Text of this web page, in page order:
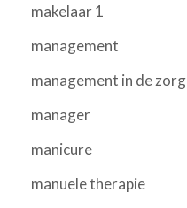
makelaar 1
management
management in de zorg
manager
manicure
manuele therapie